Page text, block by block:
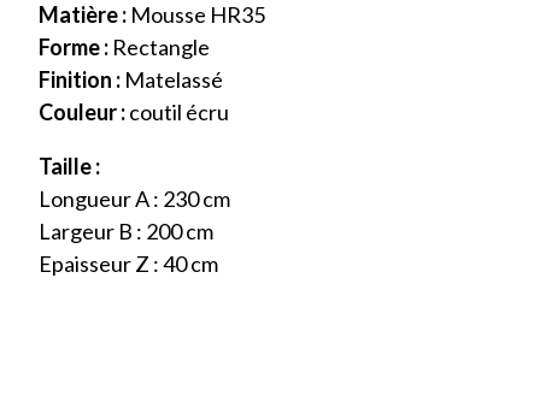
Matière : Mousse HR35
Forme : Rectangle
Finition : Matelassé
Couleur :coutil écru
Taille :
Longueur A : 230 cm
Largeur B : 200 cm
Epaisseur Z : 40 cm